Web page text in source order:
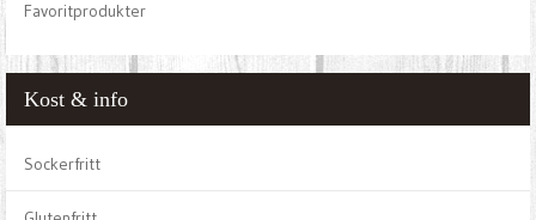
Favoritprodukter
Kost & info
Sockerfritt